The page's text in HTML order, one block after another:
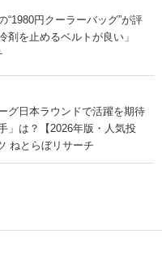
円クーラーバッグ”が評
を止めるベルトが良い」
グ日本ラウンドで活躍を期待
」は？【2026年版・人気投
ねとらぼリサーチ